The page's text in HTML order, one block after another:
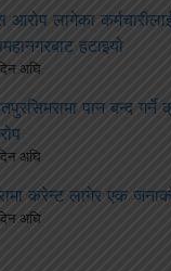
आरोप लागेका
हटाइयो
अघि
पान बन्द
अघि
करेन्ट लागेर एक
अघि